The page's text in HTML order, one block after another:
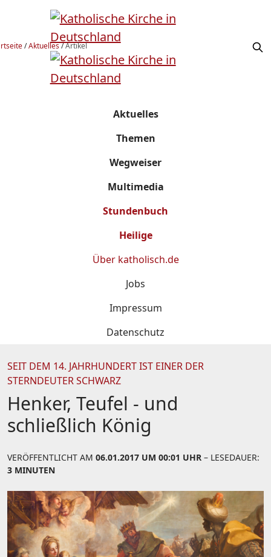
/Aktuelles/Artikel
Aktuelles
Themen
Wegweiser
Multimedia
Stundenbuch
Heilige
Über katholisch.de
Jobs
Impressum
Datenschutz
SEIT DEM 14. JAHRHUNDERT IST EINER DER
STERNDEUTER SCHWARZ
Henker, Teufel - und
schließlich König
VERÖFFENTLICHT AM 06.01.2017 UM 00:01 UHR – LESEDAUER:
3 MINUTEN